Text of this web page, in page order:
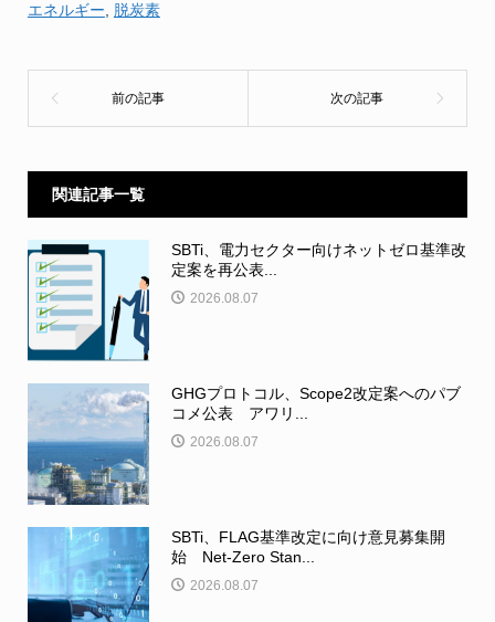
エネルギー
脱炭素
関連記事一覧
SBTi、電力セクター向けネットゼロ基準改
定案を再公表...
2026.08.07
GHGプロトコル、Scope2改定案へのパブ
コメ公表 アワリ...
2026.08.07
SBTi、FLAG基準改定に向け意見募集開
始 Net-Zero Stan...
2026.08.07